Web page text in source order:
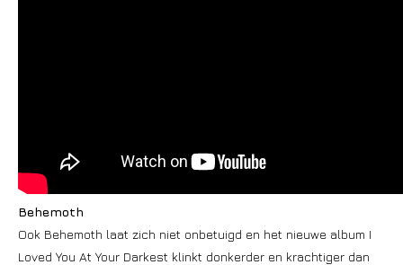
Behemoth
Ook Behemoth laat zich niet onbetuigd en het nieuwe album I
Loved You At Your Darkest klinkt donkerder en krachtiger dan